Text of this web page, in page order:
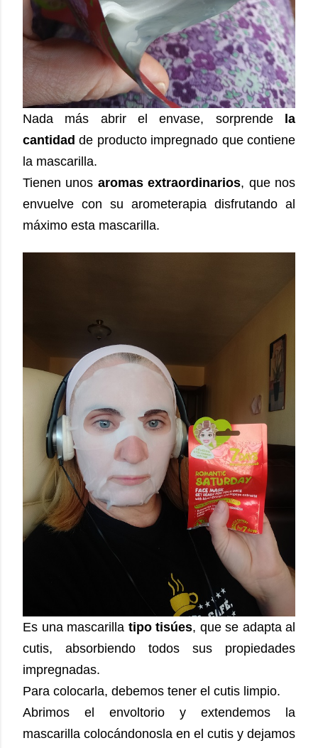
Nada más abrir el envase, sorprende la
cantidad de producto impregnado que contiene
la mascarilla.
Tienen unos aromas extraordinarios, que nos
envuelve con su arometerapia disfrutando al
máximo esta mascarilla.
Es una mascarilla tipo tisúes, que se adapta al
cutis, absorbiendo todos sus propiedades
impregnadas.
Para colocarla, debemos tener el cutis limpio.
Abrimos el envoltorio y extendemos la
mascarilla colocándonosla en el cutis y dejamos